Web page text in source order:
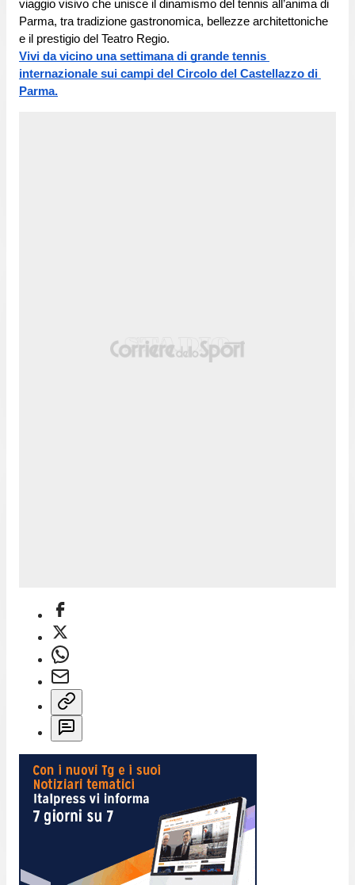
viaggio visivo che unisce il dinamismo del tennis all’anima di
Parma, tra tradizione gastronomica, bellezze architettoniche
e il prestigio del Teatro Regio.
Vivi da vicino una settimana di grande tennis
internazionale sui campi del Circolo del Castellazzo di
Parma.